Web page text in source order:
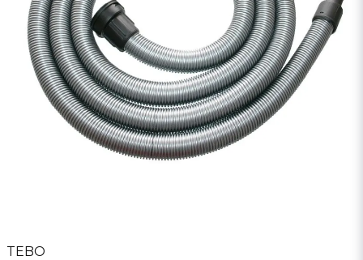
TEBO